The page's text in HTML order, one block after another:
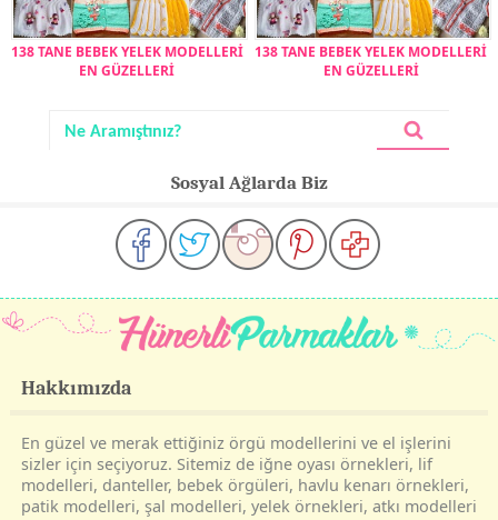
138 TANE BEBEK YELEK MODELLERİ
EN GÜZELLERİ
138 TANE BEBEK YELEK MODELLERİ
EN GÜZELLERİ
Sosyal Ağlarda Biz
Hakkımızda
En güzel ve merak ettiğiniz örgü modellerini ve el işlerini
sizler için seçiyoruz. Sitemiz de iğne oyası örnekleri, lif
modelleri, danteller, bebek örgüleri, havlu kenarı örnekleri,
patik modelleri, şal modelleri, yelek örnekleri, atkı modelleri